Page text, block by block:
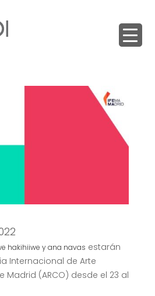
hakihiiwe yana navas estarán
Internacional de Arte
(ARCO) desde el 23 al